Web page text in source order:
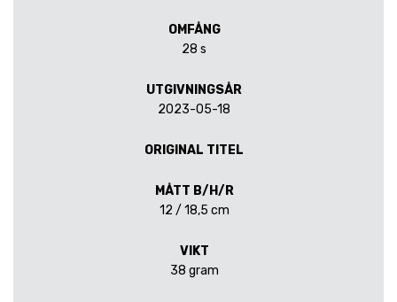
OMFÅNG
28 s
UTGIVNINGSÅR
2023-05-18
ORIGINAL TITEL
MÅTT B/H/R
12 / 18,5 cm
VIKT
38 gram